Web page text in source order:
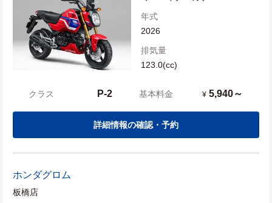
年式
2026
排気量
123.0(cc)
クラス P-2 基本料金 ¥ 5,940～
詳細情報の確認・予約
ホンダグロム
板橋店